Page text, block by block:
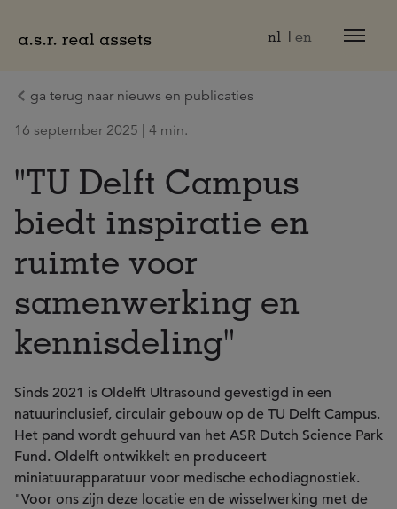
nl en
ga terug naar nieuws en publicaties
16 september 2025 | 4 min.
"TU Delft Campus
biedt inspiratie en
ruimte voor
samenwerking en
kennisdeling"
Sinds 2021 is Oldelft Ultrasound gevestigd in een
natuurinclusief, circulair gebouw op de TU Delft Campus.
Het pand wordt gehuurd van het ASR Dutch Science Park
Fund. Oldelft ontwikkelt en produceert
miniatuurapparatuur voor medische echodiagnostiek.
"Voor ons zijn deze locatie en de wisselwerking met de